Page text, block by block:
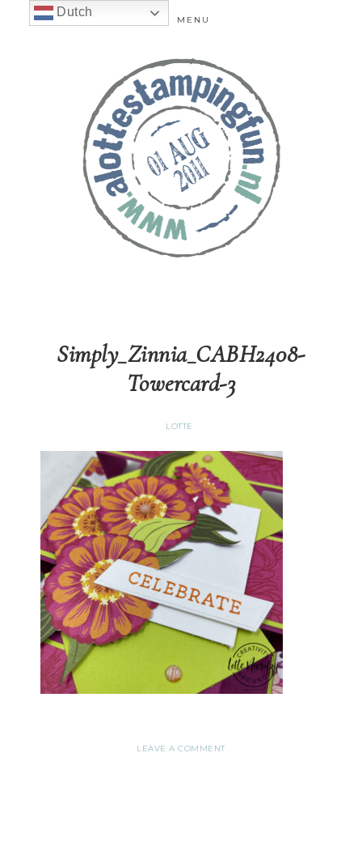
MENU
Simply_Zinnia_CABH2408-
Towercard-3
LOTTE
LEAVE A COMMENT
Dutch